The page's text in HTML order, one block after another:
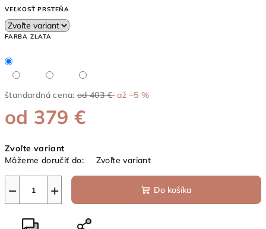
VEĽKOSŤ PRSTEŇA
FARBA ZLATA
štandardná cena: od 403 € až –5 %
od 379 €
cena:
Zvoľte variant
Môžeme doručiť do:
Zvoľte variant
+
− Do košíka